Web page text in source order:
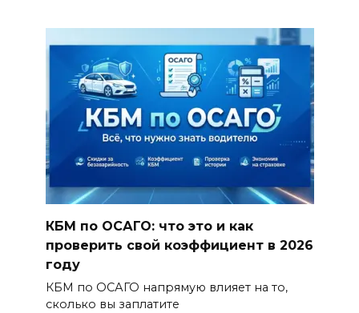
КБМ по ОСАГО: что это и как
проверить свой коэффициент в 2026
году
КБМ по ОСАГО напрямую влияет на то,
сколько вы заплатите